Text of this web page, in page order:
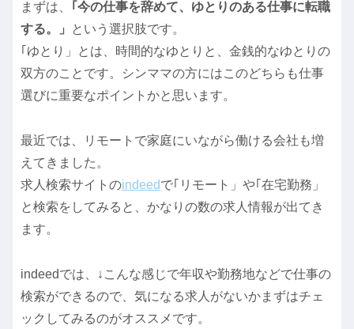
まずは、
｢今の仕事を辞めて、ゆとりのある仕事に転職
する。」
という選択肢です。
｢ゆとり」とは、時間的なゆとりと、金銭的なゆとりの
双方のことです。シンママの方にはこのどちらも仕事
選びに重要なポイントかと思います。
最近では、リモートで家庭にいながら働ける会社も増
えてきました。
求人検索サイトのindeedで｢リモート」や｢在宅勤務」
と検索をしてみると、かなりの数の求人情報が出てき
ます。
indeedでは、↓こんな感じで年収や勤務地などで仕事の
検索ができるので、気になる求人がないかまずはチェ
ックしてみるのがオススメです。